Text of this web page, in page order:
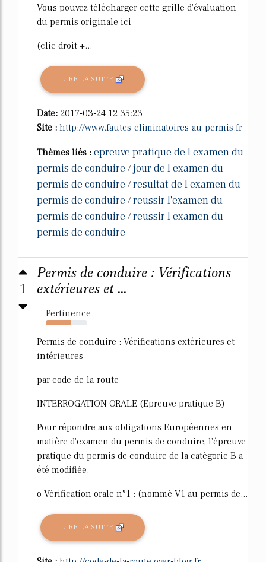
Vous pouvez télécharger cette grille d'évaluation
du permis originale ici
(clic droit +...
LIRE LA SUITE
Date: 2017-03-24 12:35:23
Site : http://www.fautes-eliminatoires-au-permis.fr
Thèmes liés : epreuve pratique de l examen du
permis de conduire /jour de l examen du
permis de conduire /resultat de l examen du
permis de conduire /reussir l'examen du
permis de conduire /reussir l examen du
permis de conduire
1
Permis de conduire : Vérifications
extérieures et ...
Pertinence
61%
Permis de conduire : Vérifications extérieures et
intérieures
par code-de-la-route
INTERROGATION ORALE (Epreuve pratique B)
Pour répondre aux obligations Européennes en
matière d'examen du permis de conduire, l'épreuve
pratique du permis de conduire de la catégorie B a
été modifiée.
o Vérification orale n°1 : (nommé V1 au permis de...
LIRE LA SUITE